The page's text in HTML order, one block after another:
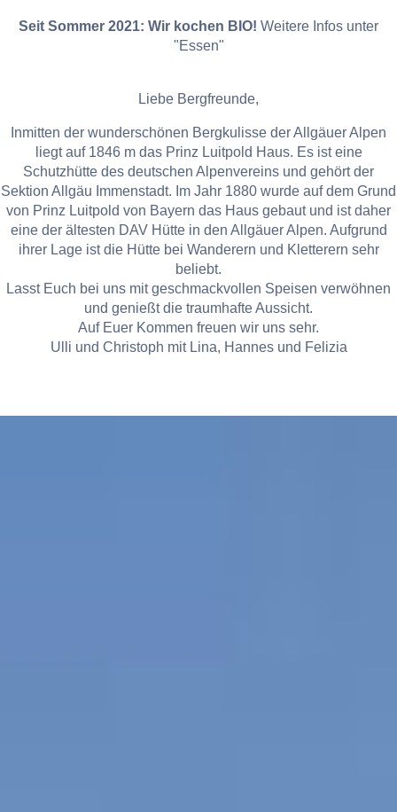
Seit Sommer 2021: Wir kochen BIO! Weitere Infos unter
"Essen"
Liebe Bergfreunde,
Inmitten der wunderschönen Bergkulisse der Allgäuer Alpen
liegt auf 1846 m das Prinz Luitpold Haus. Es ist eine
Schutzhütte des deutschen Alpenvereins und gehört der
Sektion Allgäu Immenstadt. Im Jahr 1880 wurde auf dem Grund
von Prinz Luitpold von Bayern das Haus gebaut und ist daher
eine der ältesten DAV Hütte in den Allgäuer Alpen. Aufgrund
ihrer Lage ist die Hütte bei Wanderern und Kletterern sehr
beliebt.
Lasst Euch bei uns mit geschmackvollen Speisen verwöhnen
und genießt die traumhafte Aussicht.
Auf Euer Kommen freuen wir uns sehr.
Ulli und Christoph mit Lina, Hannes und Felizia